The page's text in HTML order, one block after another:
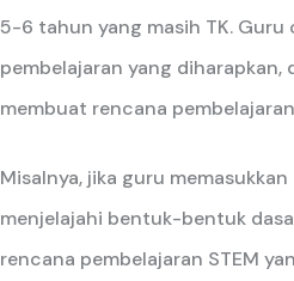
5-6 tahun yang masih TK.
pembelajaran yang
membuat rencana
Misalnya, jika guru
menjelajahi bentuk-bentuk
rencana pembelajaran STEM